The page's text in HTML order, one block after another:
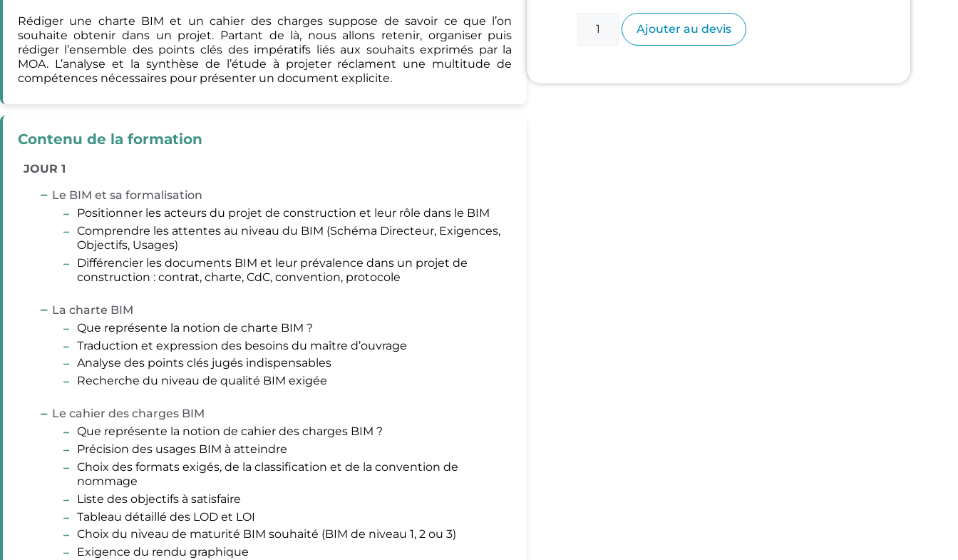
Rédiger une charte BIM et un cahier des charges suppose de savoir ce que l’on
souhaite obtenir dans un projet. Partant de là, nous allons retenir, organiser puis
rédiger l’ensemble des points clés des impératifs liés aux souhaits exprimés par la
MOA. L’analyse et la synthèse de l’étude à projeter réclament une multitude de
compétences nécessaires pour présenter un document explicite.
Contenu de la formation
JOUR 1
Le BIM et sa formalisation
Positionner les acteurs du projet de construction et leur rôle dans le BIM
Comprendre les attentes au niveau du BIM (Schéma Directeur, Exigences,
Objectifs, Usages)
Différencier les documents BIM et leur prévalence dans un projet de
construction : contrat, charte, CdC, convention, protocole
La charte BIM
Que représente la notion de charte BIM ?
Traduction et expression des besoins du maître d’ouvrage
Analyse des points clés jugés indispensables
Recherche du niveau de qualité BIM exigée
Le cahier des charges BIM
Que représente la notion de cahier des charges BIM ?
Précision des usages BIM à atteindre
Choix des formats exigés, de la classification et de la convention de
nommage
Liste des objectifs à satisfaire
Tableau détaillé des LOD et LOI
Choix du niveau de maturité BIM souhaité (BIM de niveau 1, 2 ou 3)
Exigence du rendu graphique
Ajouter au devis